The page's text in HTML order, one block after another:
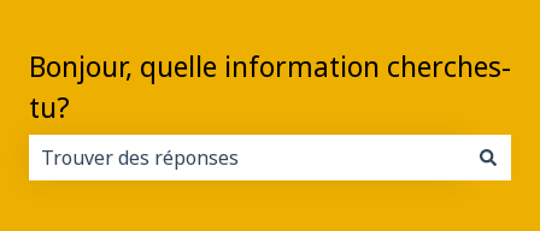
Bonjour, quelle information cherches-
tu?